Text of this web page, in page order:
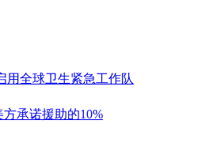
用全球卫生紧急工作队
承诺援助的10%